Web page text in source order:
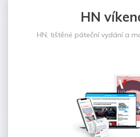
HN
HN, tištěné páteční vydání a